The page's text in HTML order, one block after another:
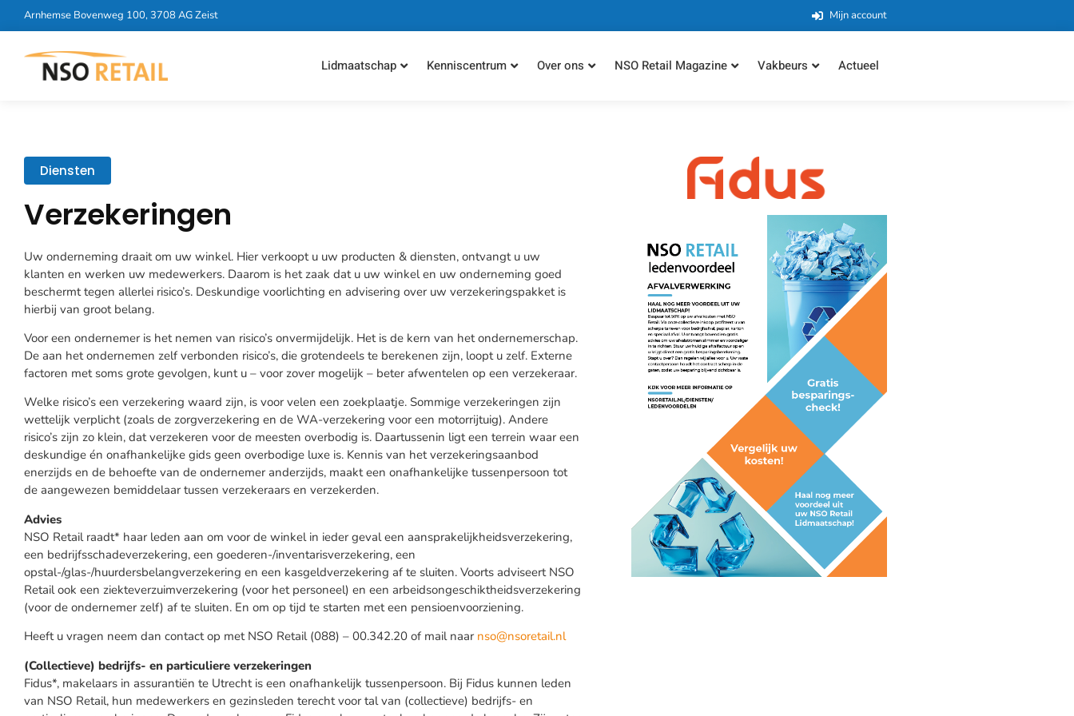
Arnhemse Bovenweg 100, 3708 AG Zeist Mijn account
Lidmaatschap Kenniscentrum Over ons NSO Retail Magazine Vakbeurs Actueel
Diensten
Verzekeringen
Uw onderneming draait om uw winkel. Hier verkoopt u uw producten & diensten, ontvangt u uw
klanten en werken uw medewerkers. Daarom is het zaak dat u uw winkel en uw onderneming goed
beschermt tegen allerlei risico’s. Deskundige voorlichting en advisering over uw verzekeringspakket is
hierbij van groot belang.
Voor een ondernemer is het nemen van risico’s onvermijdelijk. Het is de kern van het ondernemerschap.
De aan het ondernemen zelf verbonden risico’s, die grotendeels te berekenen zijn, loopt u zelf. Externe
factoren met soms grote gevolgen, kunt u – voor zover mogelijk – beter afwentelen op een verzekeraar.
Welke risico’s een verzekering waard zijn, is voor velen een zoekplaatje. Sommige verzekeringen zijn
wettelijk verplicht (zoals de zorgverzekering en de WA-verzekering voor een motorrijtuig). Andere
risico’s zijn zo klein, dat verzekeren voor de meesten overbodig is. Daartussenin ligt een terrein waar een
deskundige én onafhankelijke gids geen overbodige luxe is. Kennis van het verzekeringsaanbod
enerzijds en de behoefte van de ondernemer anderzijds, maakt een onafhankelijke tussenpersoon tot
de aangewezen bemiddelaar tussen verzekeraars en verzekerden.
Advies
NSO Retail raadt* haar leden aan om voor de winkel in ieder geval een aansprakelijkheidsverzekering,
een bedrijfsschadeverzekering, een goederen-/inventarisverzekering, een
opstal-/glas-/huurdersbelangverzekering en een kasgeldverzekering af te sluiten. Voorts adviseert NSO
Retail ook een ziekteverzuimverzekering (voor het personeel) en een arbeidsongeschiktheidsverzekering
(voor de ondernemer zelf) af te sluiten. En om op tijd te starten met een pensioenvoorziening.
Heeft u vragen neem dan contact op met NSO Retail (088) – 00.342.20 of mail naar nso@nsoretail.nl
(Collectieve) bedrijfs- en particuliere verzekeringen
Fidus*, makelaars in assurantiën te Utrecht is een onafhankelijk tussenpersoon. Bij Fidus kunnen leden
van NSO Retail, hun medewerkers en gezinsleden terecht voor tal van (collectieve) bedrijfs- en